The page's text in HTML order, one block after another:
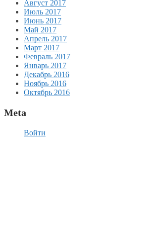
Август 2017
Июль 2017
Июнь 2017
Май 2017
Апрель 2017
Март 2017
Февраль 2017
Январь 2017
Декабрь 2016
Ноябрь 2016
Октябрь 2016
Meta
Войти